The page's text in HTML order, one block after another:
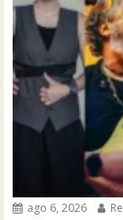
ago 6, 2026